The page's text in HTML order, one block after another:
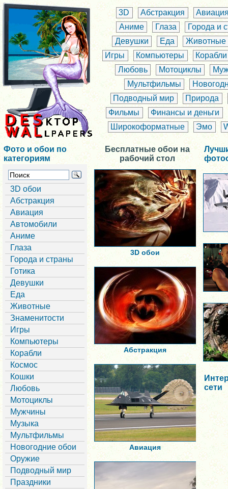
3D Абстракция
Аниме
Глаза
Города и
Девушки
Еда
Животные
Игры
Компьютеры
Корабли
Любовь
Мотоциклы
Мультфильмы
Подводный мир
Природа
Фильмы
Финансы и деньги
Широкоформатные
Эмо
Фото и обои по
категориям
3D обои
Абстракция
Авиация
Автомобили
Аниме
Глаза
Города и страны
Готика
Девушки
Еда
Животные
Знаменитости
Игры
Компьютеры
Корабли
Космос
Кошки
Любовь
Мотоциклы
Мужчины
Музыка
Мультфильмы
Новогодние обои
Оружие
Подводный мир
Праздники
Бесплатные обои на
рабочий стол
3D обои
Абстракция
Авиация
сети